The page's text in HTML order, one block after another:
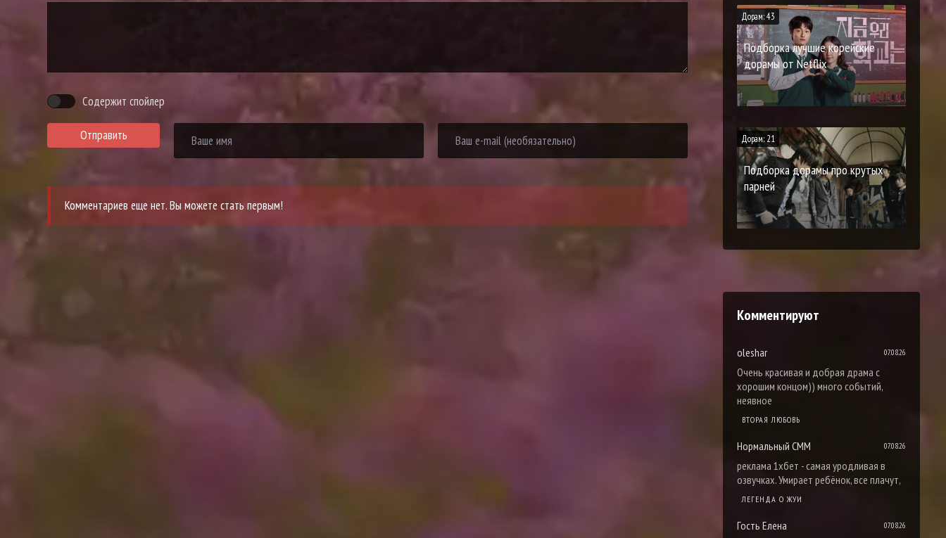
Содержит спойлер
Отправить
Комментариев еще нет. Вы можете стать первым!
Дорам: 43
Подборка лучшие корейские
дорамы от Netflix
Дорам: 21
Подборка дорамы про крутых
парней
Комментируют
oleshar 07.08.26
Очень красивая и добрая драма с
хорошим концом)) много событий,
неявное
ВТОРАЯ ЛЮБОВЬ
Нормальный СММ 07.08.26
реклама 1хбет - самая уродливая в
озвучках. Умирает ребёнок, все плачут,
ЛЕГЕНДА О ЖУИ
Гость Елена 07.08.26